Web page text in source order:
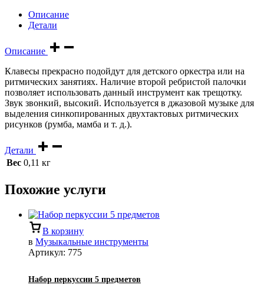
Описание
Детали
Описание
Клавесы прекрасно подойдут для детского оркестра или на
ритмических занятиях. Наличие второй ребристой палочки
позволяет использовать данный инструмент как трещотку.
Звук звонкий, высокий. Используется в джазовой музыке для
выделения синкопированных двухтактовых ритмических
рисунков (румба, мамба и т. д.).
Детали
Вес 0,11 кг
Похожие услуги
В корзину
в Музыкальные инструменты
Артикул: 775
Набор перкуссии 5 предметов